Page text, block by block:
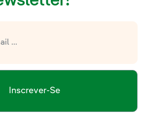
Inscrever-Se